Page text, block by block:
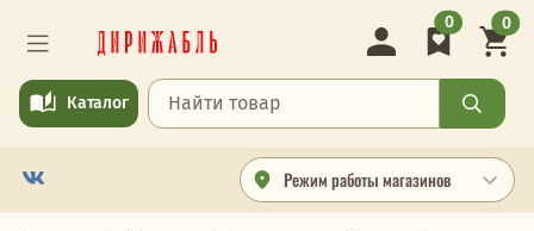
Режим работы магазинов
Каталог
0 0